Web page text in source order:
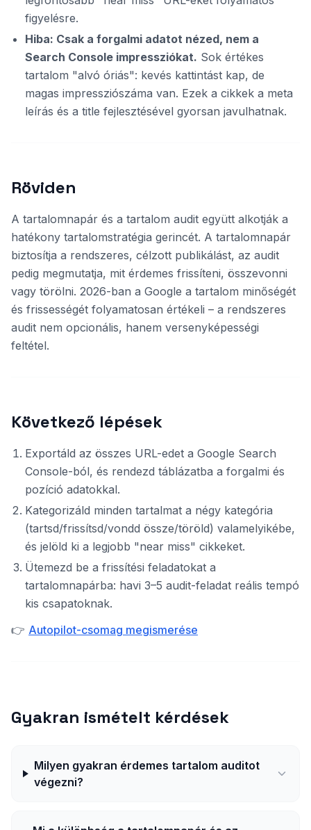
figyelésre.
Hiba: Csak a forgalmi adatot nézed, nem a
Search Console impressziókat. Sok értékes
tartalom "alvó óriás": kevés kattintást kap, de
magas impressziószáma van. Ezek a cikkek a meta
leírás és a title fejlesztésével gyorsan javulhatnak.
Röviden
A tartalomnapár és a tartalom audit együtt alkotják a
hatékony tartalomstratégia gerincét. A tartalomnapár
biztosítja a rendszeres, célzott publikálást, az audit
pedig megmutatja, mit érdemes frissíteni, összevonni
vagy törölni. 2026-ban a Google a tartalom minőségét
és frissességét folyamatosan értékeli – a rendszeres
audit nem opcionális, hanem versenyképességi
feltétel.
Következő lépések
Exportáld az összes URL-edet a Google Search
Console-ból, és rendezd táblázatba a forgalmi és
pozíció adatokkal.
Kategorizáld minden tartalmat a négy kategória
(tartsd/frissítsd/vondd össze/töröld) valamelyikébe,
és jelöld ki a legjobb "near miss" cikkeket.
Ütemezd be a frissítési feladatokat a
tartalomnapárba: havi 3–5 audit-feladat reális tempó
kis csapatoknak.
👉 Autopilot-csomag megismerése
Gyakran ismételt kérdések
Milyen gyakran érdemes tartalom auditot
végezni?